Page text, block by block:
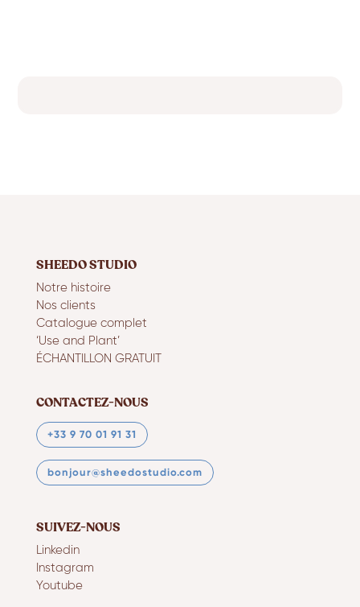
SHEEDO STUDIO
Notre histoire
Nos clients
Catalogue complet
‘Use and Plant’
ÉCHANTILLON GRATUIT
CONTACTEZ-NOUS
+33 9 70 01 91 31
bonjour@sheedostudio.com
SUIVEZ-NOUS
Linkedin
Instagram
Youtube